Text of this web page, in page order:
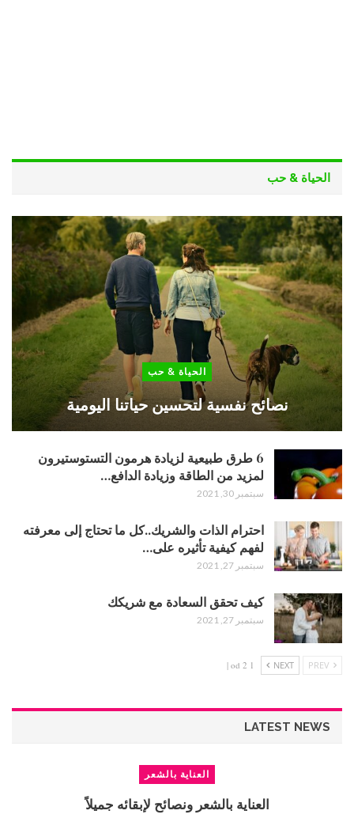
الحياة & حب
الحياة & حب
نصائح نفسية لتحسين حياتنا اليومية
6 طرق طبيعية لزيادة هرمون التستوستيرون
لمزيد من الطاقة وزيادة الدافع…
سبتمبر 30, 2021
احترام الذات والشريك..كل ما تحتاج إلى معرفته
لفهم كيفية تأثيره على…
سبتمبر 27, 2021
كيف تحقق السعادة مع شريكك
سبتمبر 27, 2021
NEXT
1 od 2 |
LATEST NEWS
العناية بالشعر
العناية بالشعر ونصائح لإبقائه جميلاً